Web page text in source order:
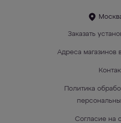
Заказать
Адреса магазинов
Политика
Согласие на